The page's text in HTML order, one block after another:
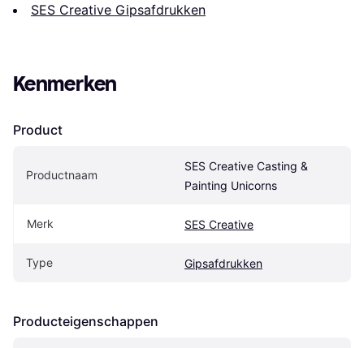
SES Creative Gipsafdrukken
Kenmerken
Product
Productnaam
SES Creative Casting &
Painting Unicorns
Merk SES Creative
Type Gipsafdrukken
Producteigenschappen